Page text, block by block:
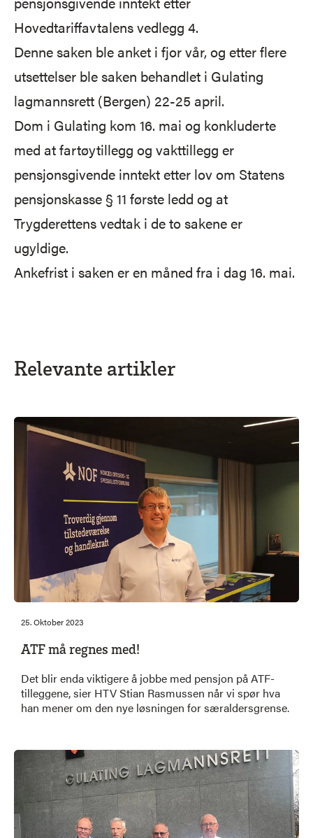
Hovedtariffavtalens vedlegg 4.
Denne saken ble anket i fjor vår, og etter flere
utsettelser ble saken behandlet i Gulating
lagmannsrett (Bergen) 22-25 april.
Dom i Gulating kom 16. mai og konkluderte
med at fartøytillegg og vakttillegg er
pensjonsgivende inntekt etter lov om Statens
pensjonskasse § 11 første ledd og at
Trygderettens vedtak i de to sakene er
ugyldige.
Ankefrist i saken er en måned fra i dag 16. mai.
Relevante artikler
25. Oktober 2023
ATF må regnes med!
Det blir enda viktigere å jobbe med pensjon på ATF-
tilleggene, sier HTV Stian Rasmussen når vi spør hva
han mener om den nye løsningen for særaldersgrense.